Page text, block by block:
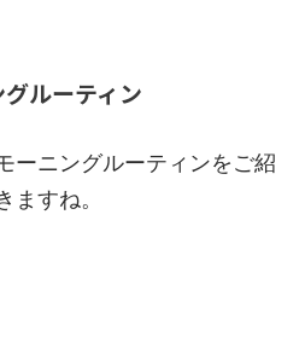
ルーティン
ーニングルーティンをご紹
ますね。